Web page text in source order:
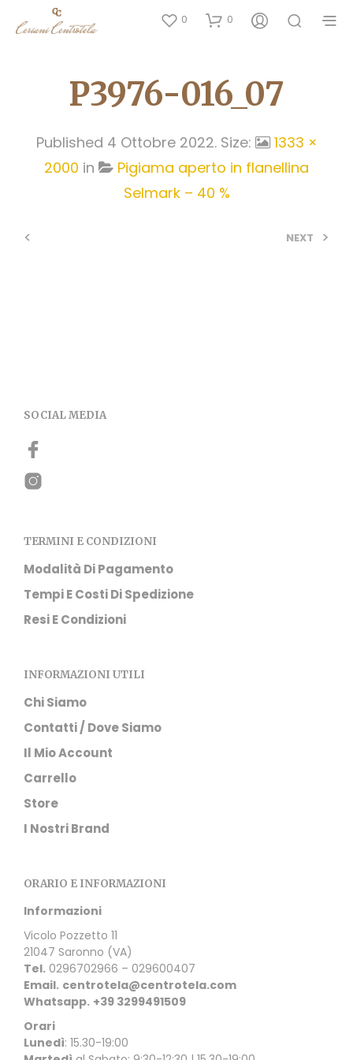
0 0
P3976-016_07
Published 4 Ottobre 2022. Size:
1333 ×
2000 in
Pigiama aperto in flanellina
Selmark – 40 %
< NEXT >
SOCIAL MEDIA
TERMINI E CONDIZIONI
Modalità Di Pagamento
Tempi E Costi Di Spedizione
Resi E Condizioni
INFORMAZIONI UTILI
Chi Siamo
Contatti / Dove Siamo
Il Mio Account
Carrello
Store
I Nostri Brand
ORARIO E INFORMAZIONI
Informazioni
Vicolo Pozzetto 11
21047 Saronno (VA)
Tel. 0296702966 – 029600407
Email. centrotela@centrotela.com
Whatsapp. +39 3299491509
Orari
Lunedì: 15.30-19:00